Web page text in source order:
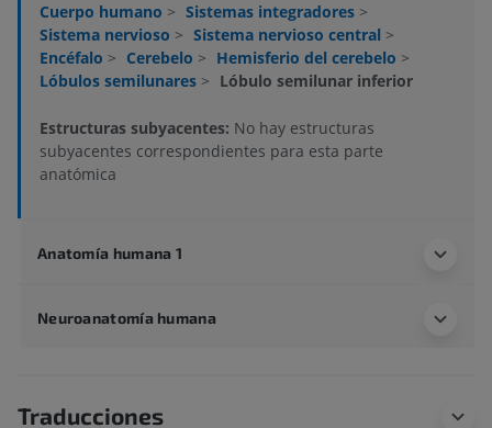
Cuerpo humano > Sistemas integradores >
Sistema nervioso > Sistema nervioso central >
Encéfalo > Cerebelo > Hemisferio del cerebelo >
Lóbulos semilunares > Lóbulo semilunar inferior
Estructuras subyacentes: No hay estructuras
subyacentes correspondientes para esta parte
anatómica
Anatomía humana 1
Neuroanatomía humana
Traducciones